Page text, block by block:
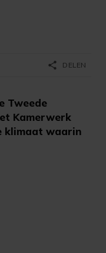
Tweede
Kamerwerk
klimaat waarin
share DELEN